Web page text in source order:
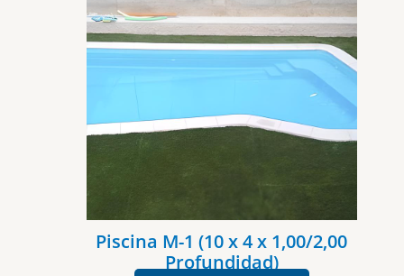
Piscina M-1 (10 x 4 x 1,00/2,00
Profundidad)